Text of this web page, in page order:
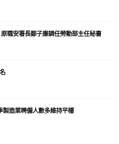
職安署長鄒子廉調任勞動部主任秘書
製造業聘僱人數多維持平穩